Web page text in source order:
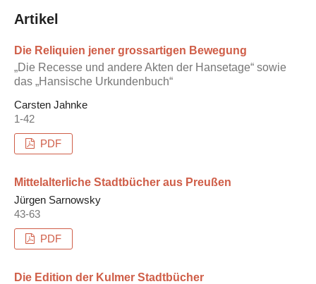
Artikel
Die Reliquien jener grossartigen Bewegung
„Die Recesse und andere Akten der Hansetage“ sowie
das „Hansische Urkundenbuch“
Carsten Jahnke
1-42
PDF
Mittelalterliche Stadtbücher aus Preußen
Jürgen Sarnowsky
43-63
PDF
Die Edition der Kulmer Stadtbücher